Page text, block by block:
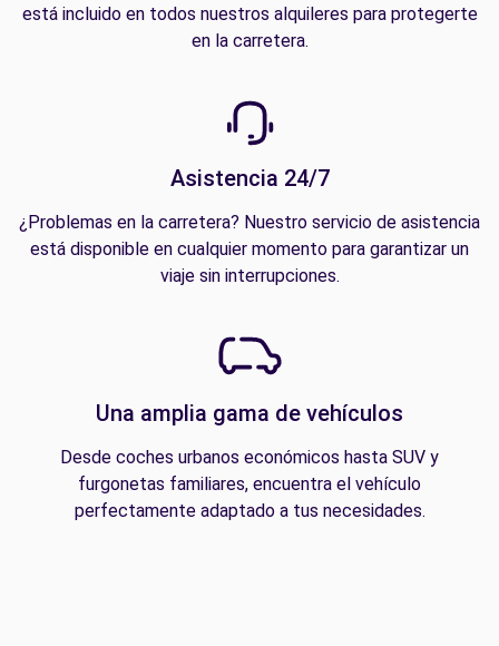
está incluido en todos nuestros alquileres para protegerte
en la carretera.
Asistencia 24/7
¿Problemas en la carretera? Nuestro servicio de asistencia
está disponible en cualquier momento para garantizar un
viaje sin interrupciones.
Una amplia gama de vehículos
Desde coches urbanos económicos hasta SUV y
furgonetas familiares, encuentra el vehículo
perfectamente adaptado a tus necesidades.